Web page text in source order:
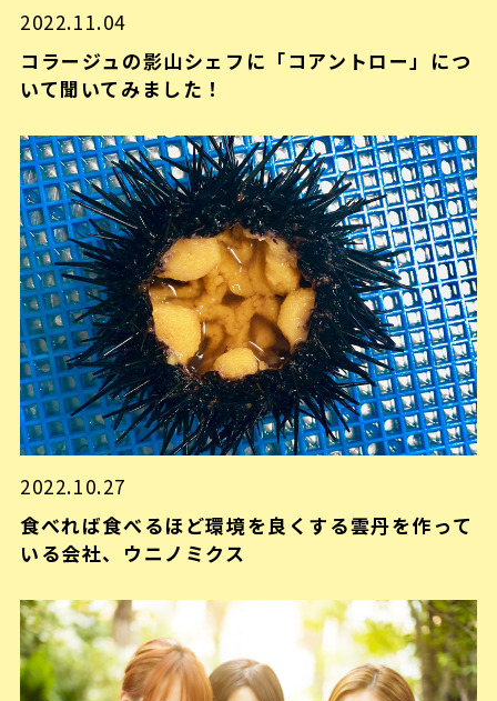
2022.11.04
コラージュの影山シェフに「コアントロー」につ
いて聞いてみました！
2022.10.27
食べれば食べるほど環境を良くする雲丹を作って
いる会社、ウニノミクス